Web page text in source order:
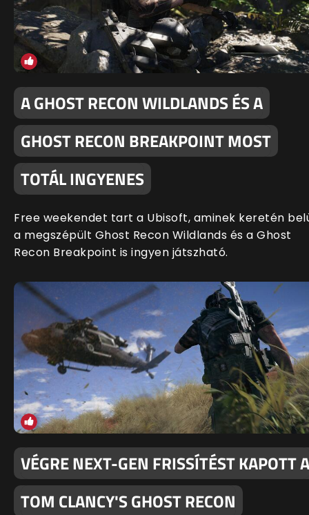
A GHOST RECON WILDLANDS ÉS A
GHOST RECON BREAKPOINT MOST
TOTÁL INGYENES
Free weekendet tart a Ubisoft, aminek keretén
a megszépült Ghost Recon Wildlands és a Ghost
Recon Breakpoint is ingyen játszható.
VÉGRE NEXT-GEN FRISSÍTÉST KAPOTT A
TOM CLANCY'S GHOST RECON